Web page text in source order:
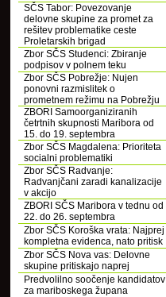
SČS Tabor: Povezovanje
delovne skupine za promet za
rešitev problematike ceste
Proletarskih brigad
Zbor SČS Studenci: Zbiranje
podpisov v polnem teku
Zbor SČS Pobrežje: Nujen
ponovni razmislitek o
prometnem režimu na Pobrežju
ZBORI Samoorganiziranih
četrtnih skupnosti Maribora od
15. do 19. septembra
Zbor SČS Magdalena: Prioriteta
socialni problematiki
Zbor SČS Radvanje:
Radvanjčani zaradi kanalizacije
v akcijo
ZBORI SČS Maribora v tednu od
22. do 26. septembra
Zbor SČS Koroška vrata: Najprej
kompletna evidenca, nato pritisk
Zbor SČS Nova vas: Delovne
skupine pritiskajo naprej
Predvolilno soočenje kandidatov
za mariboskega župana